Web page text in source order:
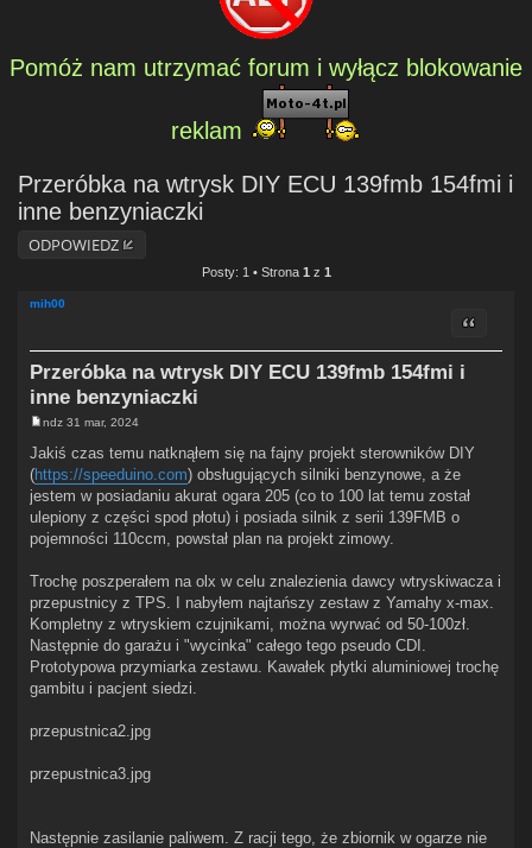
Pomóż nam utrzymać forum i wyłącz blokowanie
reklam
Przeróbka na wtrysk DIY ECU 139fmb 154fmi i
inne benzyniaczki
ODPOWIEDZ
Posty: 1 • Strona 1 z 1
mih00
Przeróbka na wtrysk DIY ECU 139fmb 154fmi i
inne benzyniaczki
Cytuj
o
s
t
ndz 31 mar, 2024
Jakiś czas temu natknąłem się na fajny projekt sterowników DIY
(https://speeduino.com) obsługujących silniki benzynowe, a że
jestem w posiadaniu akurat ogara 205 (co to 100 lat temu został
ulepiony z części spod płotu) i posiada silnik z serii 139FMB o
pojemności 110ccm, powstał plan na projekt zimowy.
Trochę poszperałem na olx w celu znalezienia dawcy wtryskiwacza i
przepustnicy z TPS. I nabyłem najtańszy zestaw z Yamahy x-max.
Kompletny z wtryskiem czujnikami, można wyrwać od 50-100zł.
Następnie do garażu i "wycinka" całego tego pseudo CDI.
Prototypowa przymiarka zestawu. Kawałek płytki aluminiowej trochę
gambitu i pacjent siedzi.
przepustnica2.jpg
przepustnica3.jpg
Następnie zasilanie paliwem. Z racji tego, że zbiornik w ogarze nie